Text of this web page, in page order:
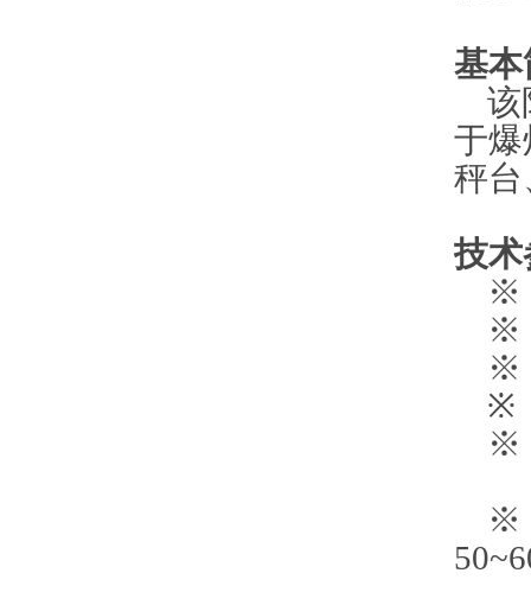
基本
该
于爆
秤台
技术
※
※
※
※
※
※